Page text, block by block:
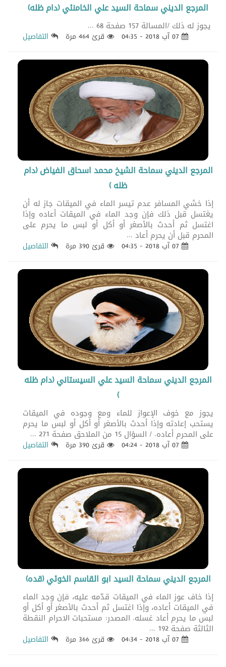
المرجع الديني سماحة السيد علي الخامنئي (دام ظله)
يجوز له ذلك /المسالة 157 صفحة 68 ...
قرئ 464 مرة التفاصيل
المرجع الديني سماحة الشيخ محمد اسحاق الفياض (دام
ظله )
إذا خشي المسافر عدم تيسر الماء في الميقات جاز له أن
يغتسل قبل ذلك فإن وجد الماء في الميقات أعاده وإذا
اغتسل ثم أحدث بالأصغر أو أكل أو لبس ما يحرم على
المحرم قبل أن يحرم أعاد ...
قرئ 390 مرة التفاصيل
المرجع الديني سماحة السيد علي السيستاني (دام ظله
)
يجوز مع خوف الإعواز للماء ومع وجوده في الميقات
يستحب إعادته وإذا أحدث بالأصغر أو أكل أو لبس ما يحرم
على المحرم أعاده. / السؤال 15 من الملاحق صفحة 271 ...
قرئ 390 مرة التفاصيل
المرجع الديني سماحة السيد ابو القاسم الخوئي (قده)
إذا خاف عوز الماء في الميقات قدّمه عليه، فإن وجد الماء
في الميقات أعاده، وإذا اغتسل ثم أحدث بالأصغر أو أكل أو
لبس ما يحرم أعاد غسله. المصدر: مستحبات الاحرام النقطة
الثالثة صفحة 192 ...
قرئ 366 مرة التفاصيل